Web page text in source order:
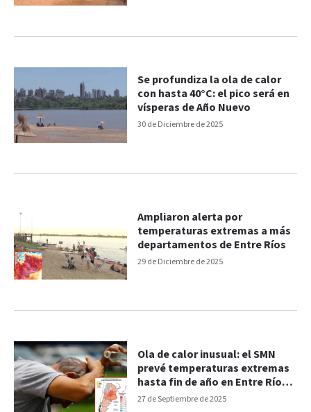
30 de Diciembre de 2025
Se profundiza la ola de calor
con hasta 40°C: el pico será en
vísperas de Año Nuevo
29 de Diciembre de 2025
Ampliaron alerta por
temperaturas extremas a más
departamentos de Entre Ríos
27 de Septiembre de 2025
Ola de calor inusual: el SMN
prevé temperaturas extremas
hasta fin de año en Entre Ríos y
otras provincias